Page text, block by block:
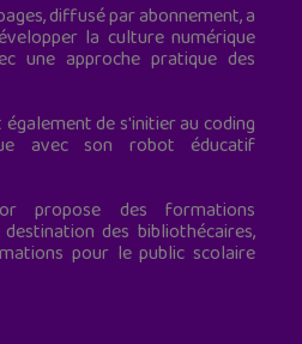
diffusé par abonnement, a
la culture numérique
une approche pratique des
de s'initier au coding
avec son robot éducatif
propose des formations
des bibliothécaires,
pour le public scolaire